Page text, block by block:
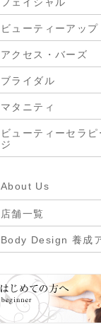
ビューティーアップ
アクセス・バーズ
ブライダル
マタニティ
ビューティーセラピ
ジ
About Us
店舗一覧
Body Design 養成